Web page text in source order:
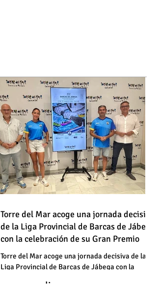
Un vehículo en llamas atraviesa
una vía en Torre del Mar junto a
una gasolinera
Un vehículo en llamas atraviesa
una vía en Torre del Mar junto a
Torre del Mar acoge una jornada decisiva
de la Liga Provincial de Barcas de Jábega
con la celebración de su Gran Premio
Torre del Mar acoge una jornada decisiva de la
Liga Provincial de Barcas de Jábega con la